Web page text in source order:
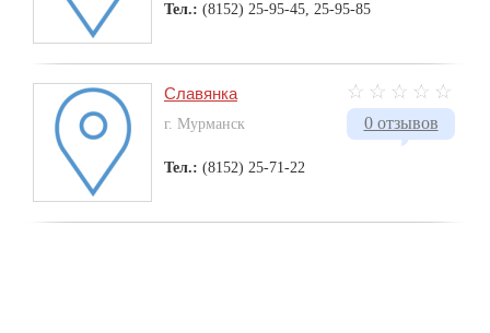
Тел.: (8152) 25-95-45, 25-95-85
0 отзывов
Славянка
г. Мурманск
Тел.: (8152) 25-71-22